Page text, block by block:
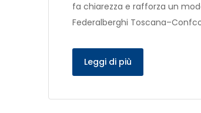
fa chiarezza e rafforza un
Federalberghi
Leggi di più